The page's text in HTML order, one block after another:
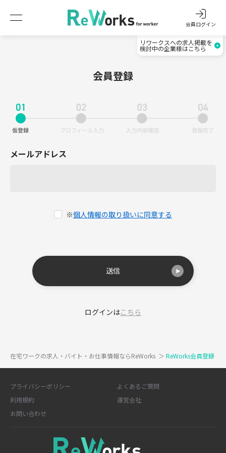
会員ログイン
リワークスへの求人掲載を
検討中の企業様はこちら
会員登録
メールアドレス
※個人情報の取り扱いに同意する
送信
ログインはこちら
在宅ワークの求人・バイト・お仕事情報ならReWorks ＞ ReWorks会員登録
プライバシーポリシー
よくあるご質問
利用規約
運営会社
お問い合わせ